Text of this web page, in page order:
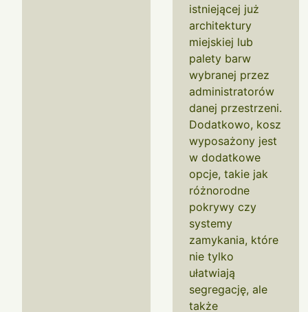
istniejącej już
architektury
miejskiej lub
palety barw
wybranej przez
administratorów
danej przestrzeni.
Dodatkowo, kosz
wyposażony jest
w dodatkowe
opcje, takie jak
różnorodne
pokrywy czy
systemy
zamykania, które
nie tylko
ułatwiają
segregację, ale
także